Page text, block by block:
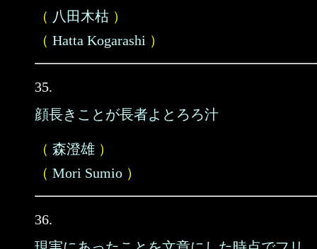
（ 八田木枯 ）
（ Hatta Kogarashi ）
35.
顔長きことが長者よとろろ汁
（ 森澄雄 ）
（ Mori Sumio ）
36.